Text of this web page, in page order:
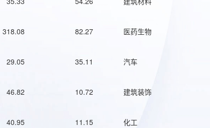
318.08 82.27 医药生物
29.05 35.11 汽车
46.82 10.72 建筑装饰
40.95 11.15 化工